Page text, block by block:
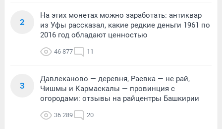
2
На этих монетах можно заработать: антиквар
из Уфы рассказал, какие редкие деньги 1961 по
2016 год обладают ценностью
46 877 11
3
Давлеканово — деревня, Раевка — не рай,
Чишмы и Кармаскалы — провинция с
огородами: отзывы на райцентры Башкирии
36 289 20